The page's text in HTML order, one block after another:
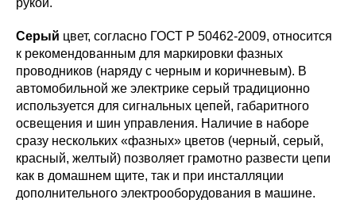
рукой.
Серый цвет, согласно ГОСТ Р 50462-2009, относится
к рекомендованным для маркировки фазных
проводников (наряду с черным и коричневым). В
автомобильной же электрике серый традиционно
используется для сигнальных цепей, габаритного
освещения и шин управления. Наличие в наборе
сразу нескольких «фазных» цветов (черный, серый,
красный, желтый) позволяет грамотно развести цепи
как в домашнем щите, так и при инсталляции
дополнительного электрооборудования в машине.